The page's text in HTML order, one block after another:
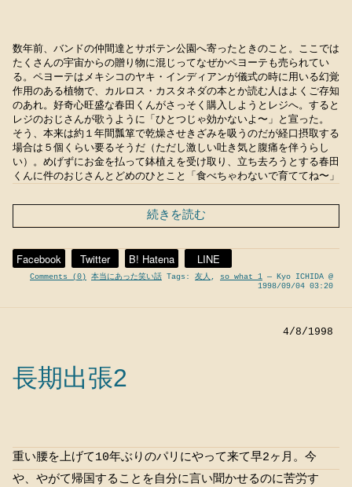
数年前、バンドの仲間達とサボテン公園へ寄ったときのこと。ここでは
たくさんの宇宙からの贈り物に混じってなぜかペヨーテも売られてい
る。ペヨーテはメキシコのヤキ・インディアンが儀式の時に用いる幻覚
作用のある植物で、カルロス・カスタネダの本とか読む人はよくご存知
のあれ。好奇心旺盛な春田くんがさっそく購入しようとレジへ。すると
レジのおじさんが歌うように「ひとつじゃ効かないよ〜」と宣った。
そう、本来は約１年間瓢箪で乾燥させきざみを吸うのだが経口摂取する
場合は５個くらい要るそうだ（ただし激しい吐き気と腹痛を伴うらし
い）。めげずにお金を払って鉢植えを受け取り、立ち去ろうとする春田
くんに件のおじさんとどめのひとこと「食べちゃわないで育ててね〜」
続きを読む
Facebook Twitter B! Hatena LINE
Comments (0) 本当にあった笑い話 Tags: 友人 , so what 1 — Kyo ICHIDA @
1998/09/04 03:20
4/8/1998
長期出張2
重い腰を上げて10年ぶりのパリにやって来て早2ヶ月。今
や、やがて帰国することを自分に言い聞かせるのに苦労す